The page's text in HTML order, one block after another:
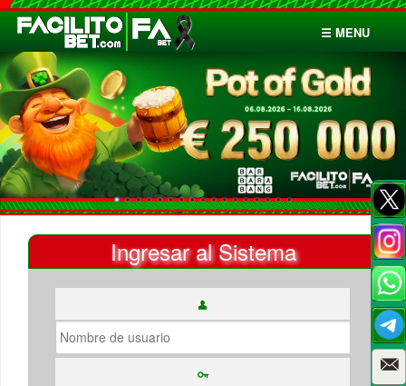
☰ MENU
Inicio
Apuestas
Cuentas
Ingresar al Sistema